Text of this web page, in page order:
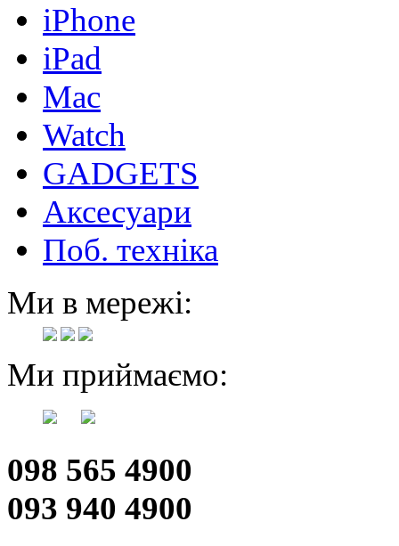
iPhone
iPad
Mac
Watch
GADGETS
Аксесуари
Поб. техніка
Ми в мережі:
Ми приймаємо:
098 565 4900
093 940 4900